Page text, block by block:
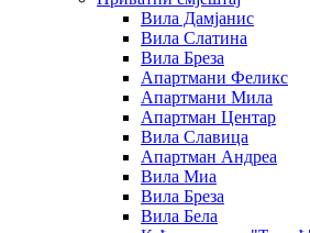
Вила Дамјанис
Вила Слатина
Вила Бреза
Апартмани Феликс
Апартмани Мила
Апартман Центар
Вила Славица
Апартман Андреа
Вила Миа
Вила Бреза
Вила Бела